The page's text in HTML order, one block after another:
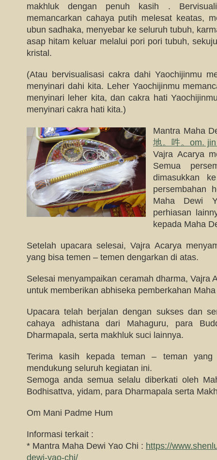
makhluk dengan penuh kasih .
memancarkan cahaya putih melesat keatas,
ubun sadhaka, menyebar ke seluruh tubuh,
asap hitam keluar melalui pori pori tubuh,
kristal.
(Atau bervisualisasi cakra dahi Yaochijinmu
menyinari dahi kita. Leher Yaochijinmu
menyinari leher kita, dan cakra hati
menyinari cakra hati kita.)
Mantra Maha
地。吽。om.
Vajra Acarya
Semua
dimasukkan
persembahan
Maha Dewi
perhiasan
kepada Maha
Setelah upacara selesai, Vajra Acarya
yang bisa temen – temen dengarkan di atas.
Selesai menyampaikan ceramah dharma, Vajra
untuk memberikan abhiseka pemberkahan
Upacara telah berjalan dengan sukses dan
cahaya adhistana dari Mahaguru, para
Dharmapala, serta makhluk suci lainnya.
Terima kasih kepada teman – teman yang
mendukung seluruh kegiatan ini.
Semoga anda semua selalu diberkati oleh
Bodhisattva, yidam, para Dharmapala serta
Om Mani Padme Hum
Informasi terkait :
* Mantra Maha Dewi Yao Chi : https://
dewi-yao-chi/